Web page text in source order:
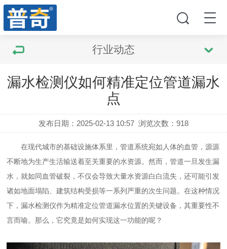
行业动态
漏水检测仪如何精准定位管道漏水
点
发布日期：2025-02-13 10:57 浏览次数：918
在现代城市的基础设施体系里，管道系统宛如人体的血管，源源
不断地为生产生活输送着至关重要的水资源。然而，管道一旦发生漏
水，就如同血管破裂，不仅会导致大量水资源白白流失，还可能引发
诸如地面塌陷、建筑结构受损等一系列严重的次生问题。在这种情况
下，漏水检测仪作为精准定位管道漏水位置的关键设备，其重要性不
言而喻。那么，它究竟是如何实现这一功能的呢？